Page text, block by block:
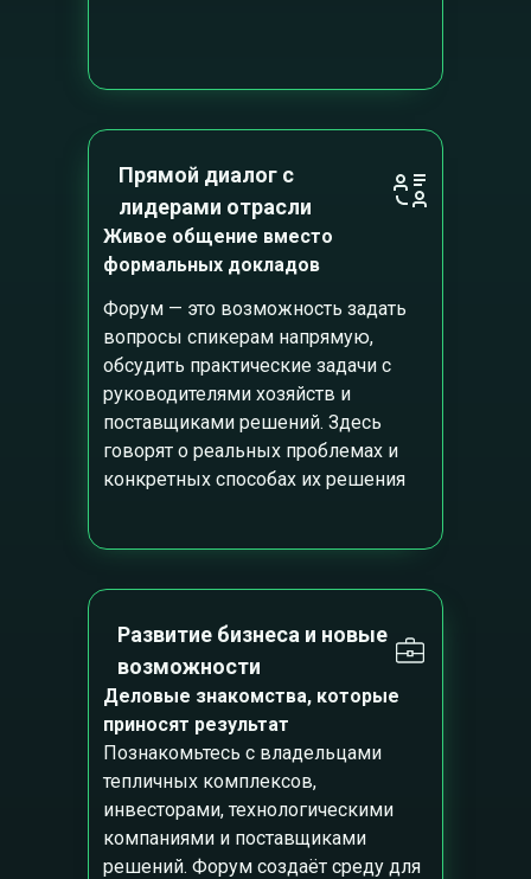
Развитие бизнеса и новые
возможности
Деловые знакомства, которые
приносят результат
Познакомьтесь с владельцами
тепличных комплексов,
инвесторами, технологическими
компаниями и поставщиками
решений. Форум создаёт среду для
Прямой диалог с
лидерами отрасли
Живое общение вместо
формальных докладов
Форум — это возможность задать
вопросы спикерам напрямую,
обсудить практические задачи с
руководителями хозяйств и
поставщиками решений. Здесь
говорят о реальных проблемах и
конкретных способах их решения